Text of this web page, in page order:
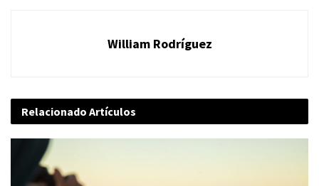
William Rodríguez
Relacionado Artículos